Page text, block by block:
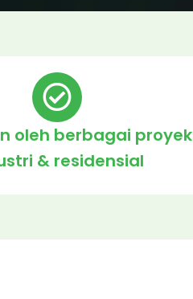
oleh berbagai proyek
& residensial